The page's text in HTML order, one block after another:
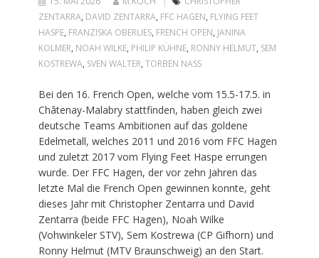
ZENTARRA, DAVID ZENTARRA, FFC HAGEN, FLYING FEET
HASPE, FRANZISKA OBERLIES, FRENCH OPEN, JANINA
KOLMER, NOAH WILKE, PHILIP KÜHNE, RONNY HELMUT, SEM
KOSTREWA, SVEN WALTER, TORBEN NASS
Bei den 16. French Open, welche vom 15.5-17.5. in
Châtenay-Malabry stattfinden, haben gleich zwei
deutsche Teams Ambitionen auf das goldene
Edelmetall, welches 2011 und 2016 vom FFC Hagen
und zuletzt 2017 vom Flying Feet Haspe errungen
wurde. Der FFC Hagen, der vor zehn Jahren das
letzte Mal die French Open gewinnen konnte, geht
dieses Jahr mit Christopher Zentarra und David
Zentarra (beide FFC Hagen), Noah Wilke
(Vohwinkeler STV), Sem Kostrewa (CP Gifhorn) und
Ronny Helmut (MTV Braunschweig) an den Start.